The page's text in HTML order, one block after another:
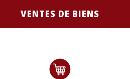
VENTES DE BIENS